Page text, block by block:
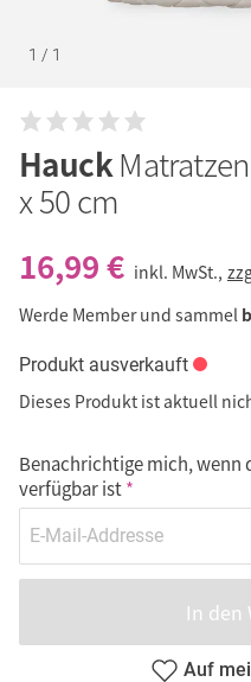
1 / 1
Hauck
x 50 cm
16,99 € inkl. MwSt.,
Werde Member und sammel
Produkt ausverkauft
Dieses Produkt ist aktuell
Benachrichtige mich, wenn
verfügbar ist
In den
Auf